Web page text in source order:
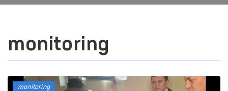
monitoring
monitoring